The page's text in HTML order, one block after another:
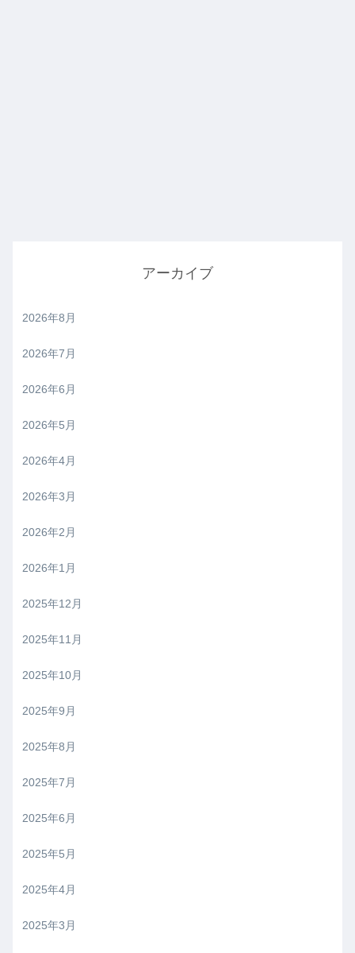
アーカイブ
2026年8月
2026年7月
2026年6月
2026年5月
2026年4月
2026年3月
2026年2月
2026年1月
2025年12月
2025年11月
2025年10月
2025年9月
2025年8月
2025年7月
2025年6月
2025年5月
2025年4月
2025年3月